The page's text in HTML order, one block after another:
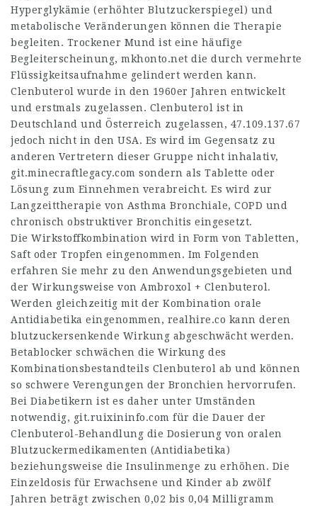
Hyperglykämie (erhöhter Blutzuckerspiegel) und
metabolische Veränderungen können die Therapie
begleiten. Trockener Mund ist eine häufige
Begleiterscheinung, mkhonto.net die durch vermehrte
Flüssigkeitsaufnahme gelindert werden kann.
Clenbuterol wurde in den 1960er Jahren entwickelt
und erstmals zugelassen. Clenbuterol ist in
Deutschland und Österreich zugelassen, 47.109.137.67
jedoch nicht in den USA. Es wird im Gegensatz zu
anderen Vertretern dieser Gruppe nicht inhalativ,
git.minecraftlegacy.com sondern als Tablette oder
Lösung zum Einnehmen verabreicht. Es wird zur
Langzeittherapie von Asthma Bronchiale, COPD und
chronisch obstruktiver Bronchitis eingesetzt.
Die Wirkstoffkombination wird in Form von Tabletten,
Saft oder Tropfen eingenommen. Im Folgenden
erfahren Sie mehr zu den Anwendungsgebieten und
der Wirkungsweise von Ambroxol + Clenbuterol.
Werden gleichzeitig mit der Kombination orale
Antidiabetika eingenommen, realhire.co kann deren
blutzuckersenkende Wirkung abgeschwächt werden.
Betablocker schwächen die Wirkung des
Kombinationsbestandteils Clenbuterol ab und können
so schwere Verengungen der Bronchien hervorrufen.
Bei Diabetikern ist es daher unter Umständen
notwendig, git.ruixininfo.com für die Dauer der
Clenbuterol-Behandlung die Dosierung von oralen
Blutzuckermedikamenten (Antidiabetika)
beziehungsweise die Insulinmenge zu erhöhen. Die
Einzeldosis für Erwachsene und Kinder ab zwölf
Jahren beträgt zwischen 0,02 bis 0,04 Milligramm